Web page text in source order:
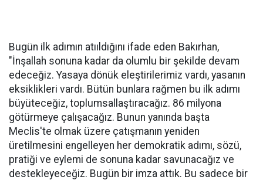
Bugün ilk adımın atııldığını ifade eden Bakırhan,
"İnşallah sonuna kadar da olumlu bir şekilde devam
edeceğiz. Yasaya dönük eleştirilerimiz vardı, yasanın
eksiklikleri vardı. Bütün bunlara rağmen bu ilk adımı
büyüteceğiz, toplumsallaştıracağız. 86 milyona
götürmeye çalışacağız. Bunun yanında başta
Meclis'te olmak üzere çatışmanın yeniden
üretilmesini engelleyen her demokratik adımı, sözü,
pratiği ve eylemi de sonuna kadar savunacağız ve
destekleyeceğiz. Bugün bir imza attık. Bu sadece bir